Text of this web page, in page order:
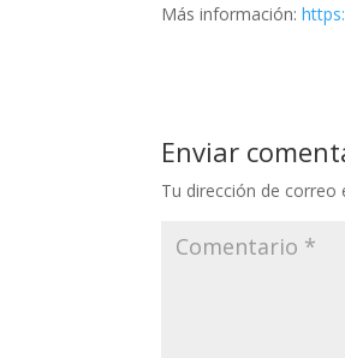
Más información:
Enviar
Tu dirección de correo